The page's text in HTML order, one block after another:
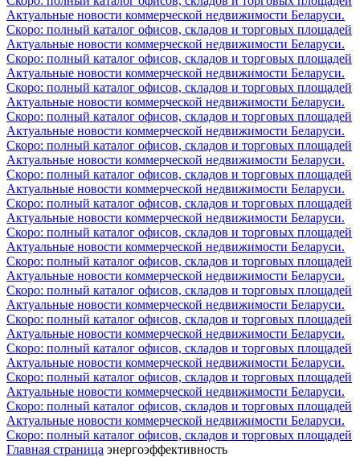
Актуальные новости коммерческой недвижимости Беларуси.
Скоро: полный каталог офисов, складов и торговых площадей
Актуальные новости коммерческой недвижимости Беларуси.
Скоро: полный каталог офисов, складов и торговых площадей
Актуальные новости коммерческой недвижимости Беларуси.
Скоро: полный каталог офисов, складов и торговых площадей
Актуальные новости коммерческой недвижимости Беларуси.
Скоро: полный каталог офисов, складов и торговых площадей
Актуальные новости коммерческой недвижимости Беларуси.
Скоро: полный каталог офисов, складов и торговых площадей
Актуальные новости коммерческой недвижимости Беларуси.
Скоро: полный каталог офисов, складов и торговых площадей
Актуальные новости коммерческой недвижимости Беларуси.
Скоро: полный каталог офисов, складов и торговых площадей
Актуальные новости коммерческой недвижимости Беларуси.
Скоро: полный каталог офисов, складов и торговых площадей
Актуальные новости коммерческой недвижимости Беларуси.
Скоро: полный каталог офисов, складов и торговых площадей
Актуальные новости коммерческой недвижимости Беларуси.
Скоро: полный каталог офисов, складов и торговых площадей
Актуальные новости коммерческой недвижимости Беларуси.
Скоро: полный каталог офисов, складов и торговых площадей
Актуальные новости коммерческой недвижимости Беларуси.
Скоро: полный каталог офисов, складов и торговых площадей
Актуальные новости коммерческой недвижимости Беларуси.
Скоро: полный каталог офисов, складов и торговых площадей
Актуальные новости коммерческой недвижимости Беларуси.
Скоро: полный каталог офисов, складов и торговых площадей
Актуальные новости коммерческой недвижимости Беларуси.
Скоро: полный каталог офисов, складов и торговых площадей
Главная страница энергоэффективность